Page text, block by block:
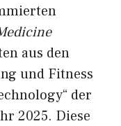
aus den
und Fitness
der
2025. Diese